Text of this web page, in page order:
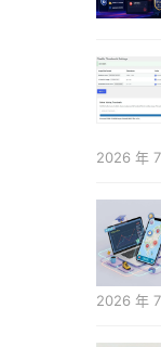
2026 年
2026 年